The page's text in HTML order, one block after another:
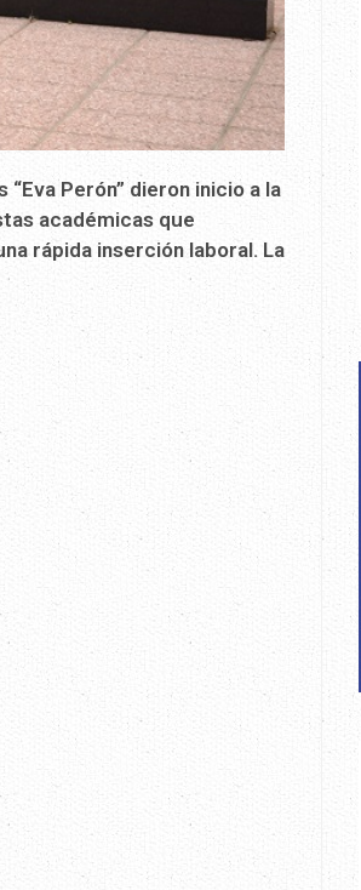
Perón” dieron inicio a la
académicas que
rápida inserción laboral. La